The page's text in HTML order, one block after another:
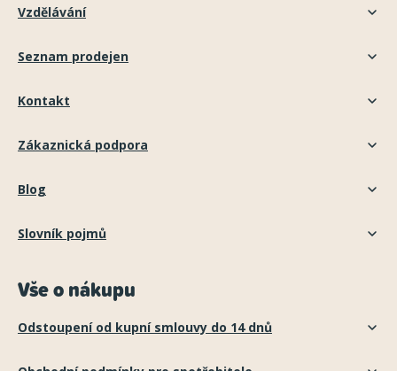
Vzdělávání
Seznam prodejen
Kontakt
Zákaznická podpora
Blog
Slovník pojmů
Vše o nákupu
Odstoupení od kupní smlouvy do 14 dnů